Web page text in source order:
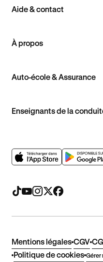
Aide & contact
À propos
Auto-école & Assurance
Enseignants de la
Mentions légales CGV
Politique de cookies Gérer